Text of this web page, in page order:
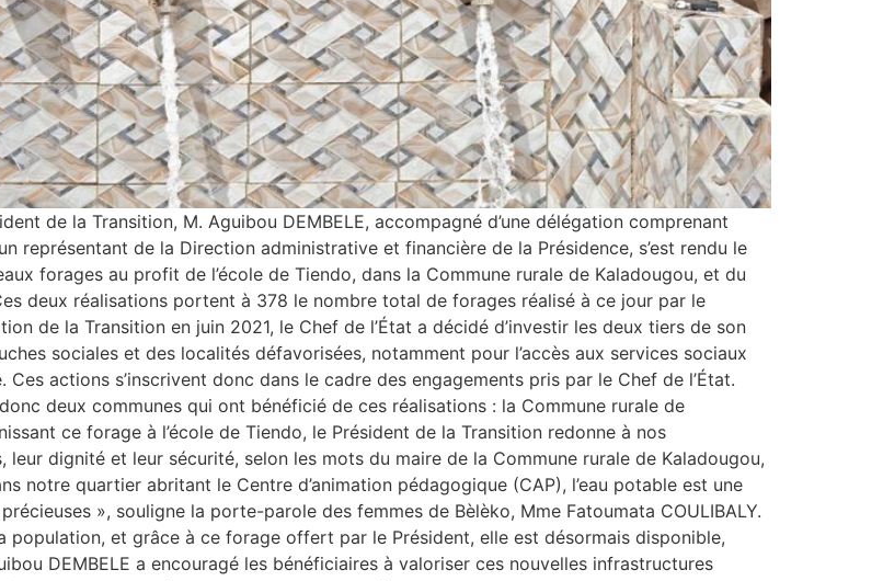
de la Transition, M. Aguibou DEMBELE, accompagné d’une délégation comprenant
représentant de la Direction administrative et financière de la Présidence, s’est rendu le
forages au profit de l’école de Tiendo, dans la Commune rurale de Kaladougou, et du
deux réalisations portent à 378 le nombre total de forages réalisé à ce jour par le
de la Transition en juin 2021, le Chef de l’État a décidé d’investir les deux tiers de son
sociales et des localités défavorisées, notamment pour l’accès aux services sociaux
Ces actions s’inscrivent donc dans le cadre des engagements pris par le Chef de l’État.
deux communes qui ont bénéficié de ces réalisations : la Commune rurale de
ce forage à l’école de Tiendo, le Président de la Transition redonne à nos
dignité et leur sécurité, selon les mots du maire de la Commune rurale de Kaladougou,
notre quartier abritant le Centre d’animation pédagogique (CAP), l’eau potable est une
», souligne la porte-parole des femmes de Bèlèko, Mme Fatoumata COULIBALY.
population, et grâce à ce forage offert par le Président, elle est désormais disponible,
DEMBELE a encouragé les bénéficiaires à valoriser ces nouvelles infrastructures